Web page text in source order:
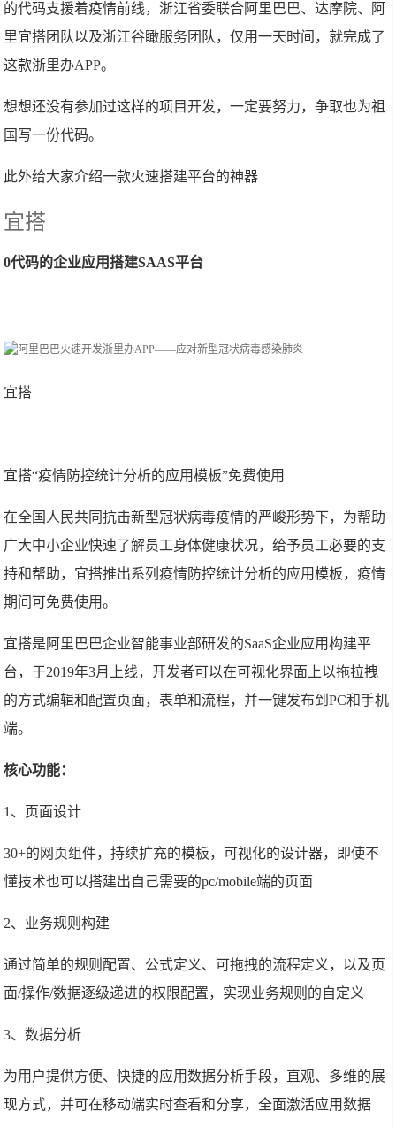
的代码支援着疫情前线，浙江省委联合阿里巴巴、达摩院、阿
里宜搭团队以及浙江谷瞰服务团队，仅用一天时间，就完成了
这款浙里办APP。
想想还没有参加过这样的项目开发，一定要努力，争取也为祖
国写一份代码。
此外给大家介绍一款火速搭建平台的神器
宜搭
0代码的企业应用搭建SAAS平台
宜搭
宜搭“疫情防控统计分析的应用模板”免费使用
在全国人民共同抗击新型冠状病毒疫情的严峻形势下，为帮助
广大中小企业快速了解员工身体健康状况，给予员工必要的支
持和帮助，宜搭推出系列疫情防控统计分析的应用模板，疫情
期间可免费使用。
宜搭是阿里巴巴企业智能事业部研发的SaaS企业应用构建平
台，于2019年3月上线，开发者可以在可视化界面上以拖拉拽
的方式编辑和配置页面，表单和流程，并一键发布到PC和手机
端。
核心功能：
1、页面设计
30+的网页组件，持续扩充的模板，可视化的设计器，即使不
懂技术也可以搭建出自己需要的pc/mobile端的页面
2、业务规则构建
通过简单的规则配置、公式定义、可拖拽的流程定义，以及页
面/操作/数据逐级递进的权限配置，实现业务规则的自定义
3、数据分析
为用户提供方便、快捷的应用数据分析手段，直观、多维的展
现方式，并可在移动端实时查看和分享，全面激活应用数据